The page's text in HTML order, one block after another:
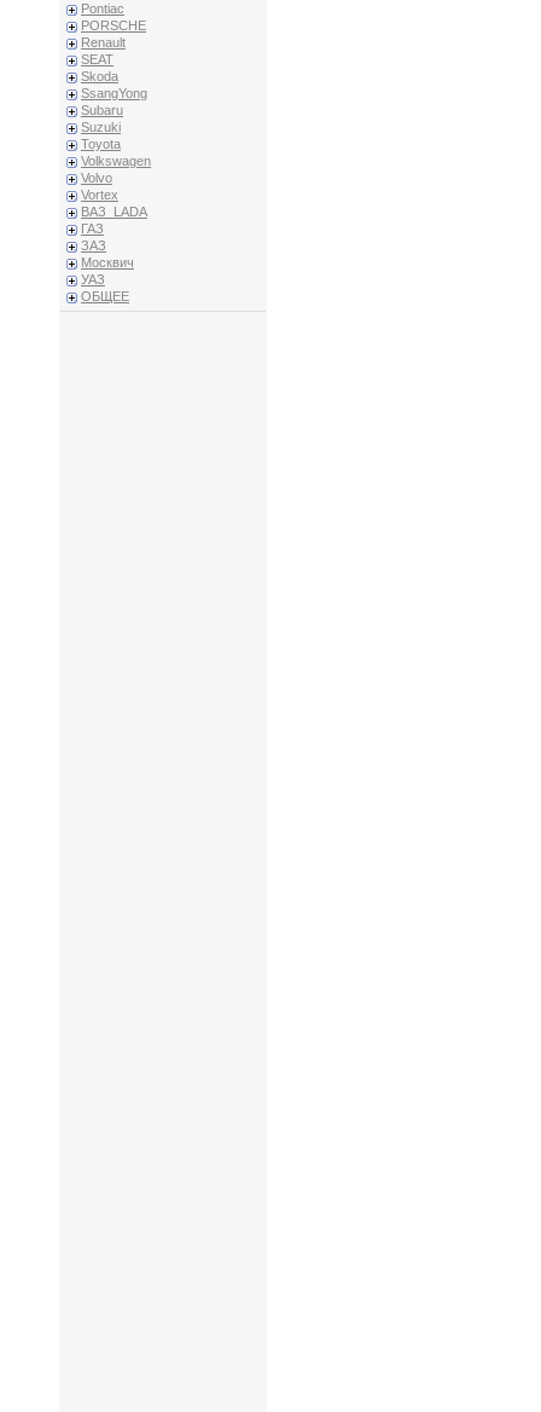
Pontiac
PORSCHE
Renault
SEAT
Skoda
SsangYong
Subaru
Suzuki
Toyota
Volkswagen
Volvo
Vortex
ВАЗ_LADA
ГАЗ
ЗАЗ
Москвич
УАЗ
ОБЩЕЕ